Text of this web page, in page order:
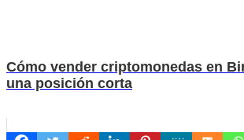
Cómo vender criptomonedas en
una posición corta